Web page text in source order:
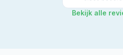
Bekijk alle